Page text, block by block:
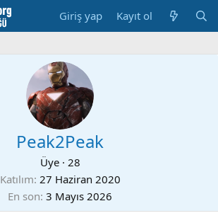
Giriş yap Kayıt ol
Peak2Peak
Üye · 28
Katılım 27 Haziran 2020
En son 3 Mayıs 2026